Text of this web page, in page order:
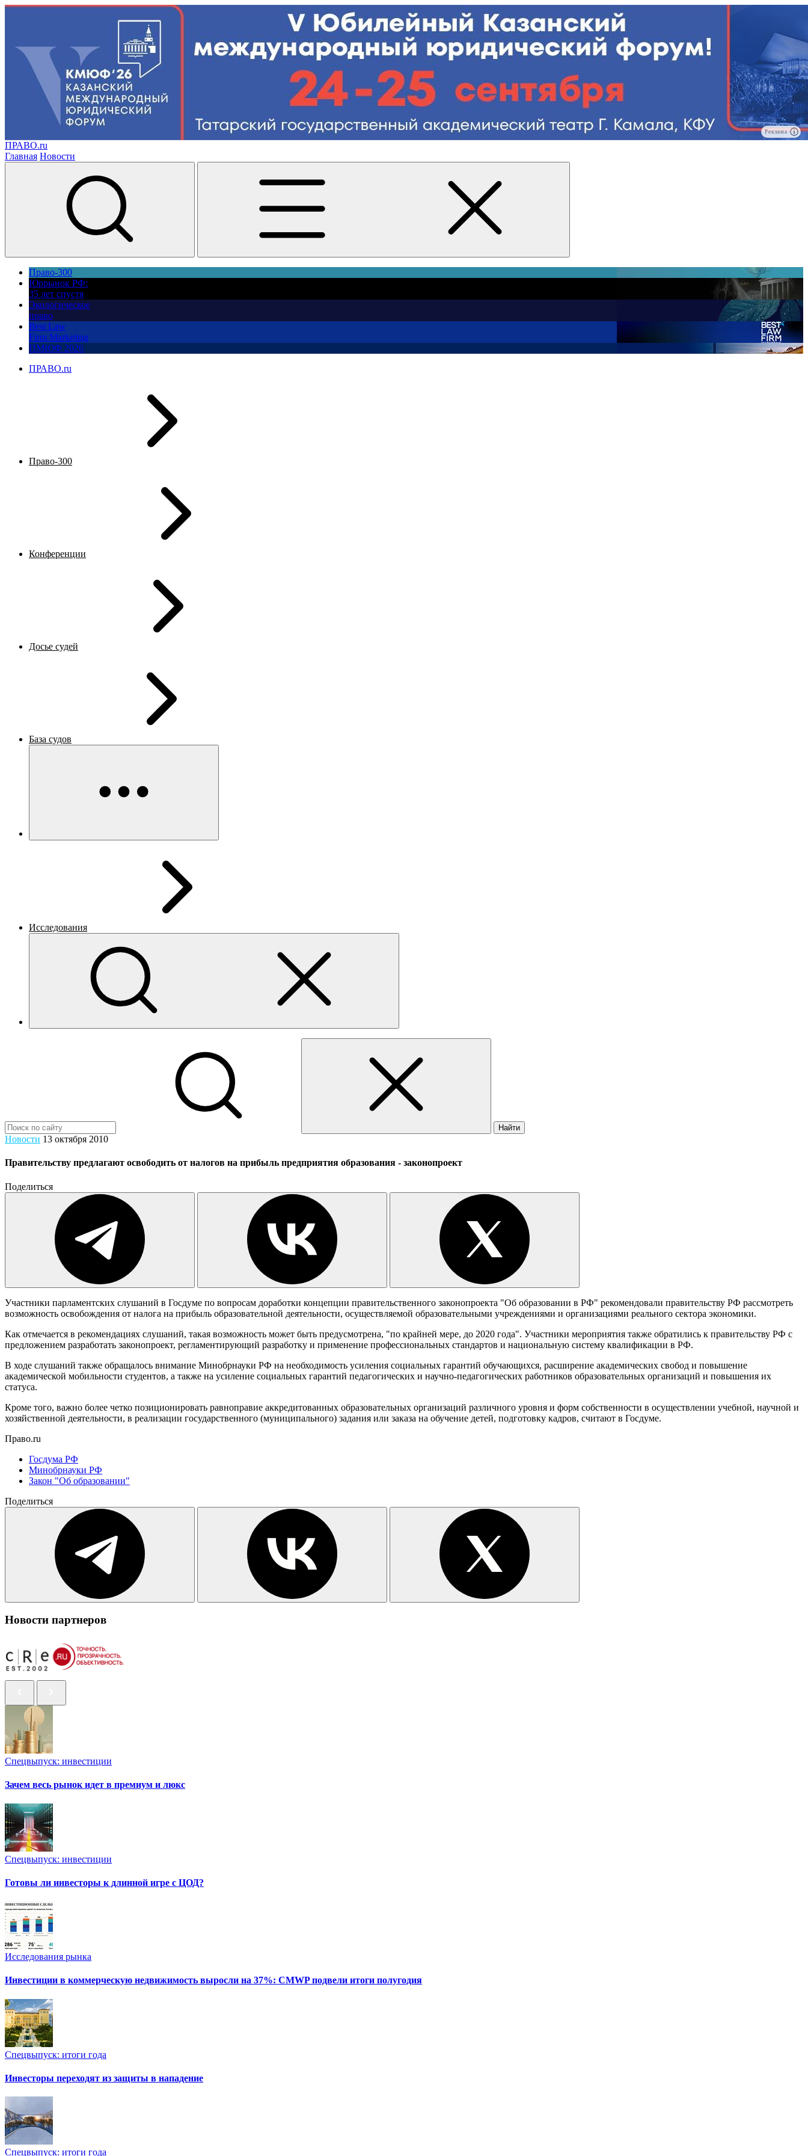
Реклама
ПРАВО.ru
Главная Новости
Право-300
Юррынок РФ:
35 лет спустя
Экологическое
право
Best Law
Firm Marketing
ПМЮФ 2026
ПРАВО.ru
Право-300
Конференции
Досье судей
База судов
Исследования
Найти
Новости 13 октября 2010
Правительству предлагают освободить от налогов на прибыль предприятия образования - законопроект
Поделиться
Участники парламентских слушаний в Госдуме по вопросам доработки концепции правительственного законопроекта "Об образовании в РФ" рекомендовали правительству РФ рассмотреть
возможность освобождения от налога на прибыль образовательной деятельности, осуществляемой образовательными учреждениями и организациями реального сектора экономики.
Как отмечается в рекомендациях слушаний, такая возможность может быть предусмотрена, "по крайней мере, до 2020 года". Участники мероприятия также обратились к правительству РФ с
предложением разработать законопроект, регламентирующий разработку и применение профессиональных стандартов и национальную систему квалификации в РФ.
В ходе слушаний также обращалось внимание Минобрнауки РФ на необходимость усиления социальных гарантий обучающихся, расширение академических свобод и повышение
академической мобильности студентов, а также на усиление социальных гарантий педагогических и научно-педагогических работников образовательных организаций и повышения их
статуса.
Кроме того, важно более четко позиционировать равноправие аккредитованных образовательных организаций различного уровня и форм собственности в осуществлении учебной, научной и
хозяйственной деятельности, в реализации государственного (муниципального) задания или заказа на обучение детей, подготовку кадров, считают в Госдуме.
Право.ru
Госдума РФ
Минобрнауки РФ
Закон "Об образовании"
Поделиться
Новости партнеров
Спецвыпуск: инвестиции
Зачем весь рынок идет в премиум и люкс
Спецвыпуск: инвестиции
Готовы ли инвесторы к длинной игре с ЦОД?
Исследования рынка
Инвестиции в коммерческую недвижимость выросли на 37%: CMWP подвели итоги полугодия
Спецвыпуск: итоги года
Инвесторы переходят из защиты в нападение
Спецвыпуск: итоги года